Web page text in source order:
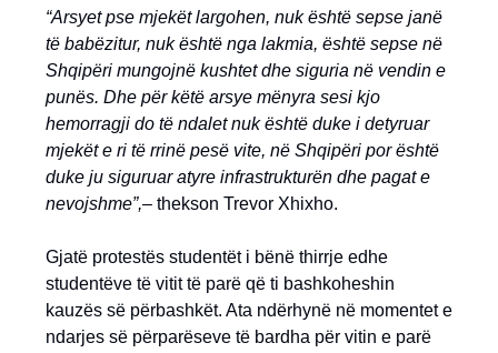
“Arsyet pse mjekët largohen, nuk është sepse janë
të babëzitur, nuk është nga lakmia, është sepse në
Shqipëri mungojnë kushtet dhe siguria në vendin e
punës. Dhe për këtë arsye mënyra sesi kjo
hemorragji do të ndalet nuk është duke i detyruar
mjekët e ri të rrinë pesë vite, në Shqipëri por është
duke ju siguruar atyre infrastrukturën dhe pagat e
nevojshme”,– thekson Trevor Xhixho.
Gjatë protestës studentët i bënë thirrje edhe
studentëve të vitit të parë që ti bashkoheshin
kauzës së përbashkët. Ata ndërhynë në momentet e
ndarjes së përparëseve të bardha për vitin e parë